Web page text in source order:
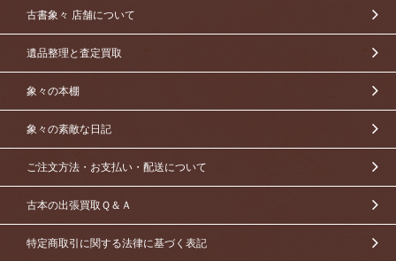
古書象々 店舗について
遺品整理と査定買取
象々の本棚
象々の素敵な日記
ご注文方法・お支払い・配送について
古本の出張買取Ｑ＆Ａ
特定商取引に関する法律に基づく表記